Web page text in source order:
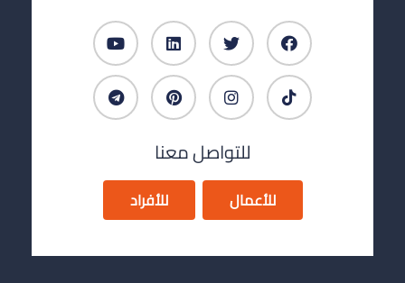
للتواصل معنا
للأعمال للأفراد